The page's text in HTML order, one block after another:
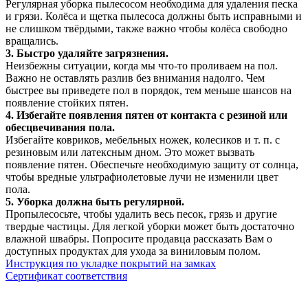
Регулярная уборка пылесосом необходима для удаления песка
и грязи. Колёса и щетка пылесоса должны быть исправными и
не слишком твёрдыми, также важно чтобы колёса свободно
вращались.
3. Быстро удаляйте загрязнения.
Неизбежны ситуации, когда мы что-то проливаем на пол.
Важно не оставлять разлив без внимания надолго. Чем
быстрее вы приведете пол в порядок, тем меньше шансов на
появление стойких пятен.
4. Избегайте появления пятен от контакта с резиной или
обесцвечивания пола.
Избегайте ковриков, мебельных ножек, колесиков и т. п. с
резиновым или латексным дном. Это может вызвать
появление пятен. Обеспечьте необходимую защиту от солнца,
чтобы вредные ультрафиолетовые лучи не изменили цвет
пола.
5. Уборка должна быть регулярной.
Пропылесосьте, чтобы удалить весь песок, грязь и другие
твердые частицы. Для легкой уборки может быть достаточно
влажной швабры. Попросите продавца рассказать Вам о
доступных продуктах для ухода за виниловым полом.
Инструкция по укладке покрытий на замках
Сертификат соответствия